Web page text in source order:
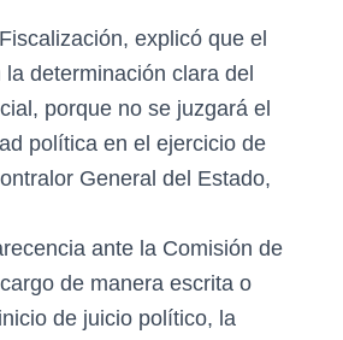
explicó que el
determinación clara del
porque no se juzgará el
política en el ejercicio de
General del Estado,
ante la Comisión de
de manera escrita o
de juicio político, la